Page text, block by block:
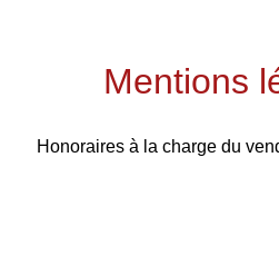
Mentions
Honoraires à la charge du